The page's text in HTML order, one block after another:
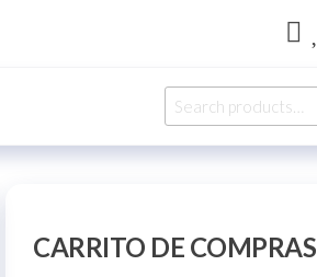
Search
for:
CARRITO DE COMPRAS